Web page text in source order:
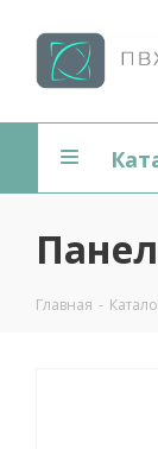
Главная -